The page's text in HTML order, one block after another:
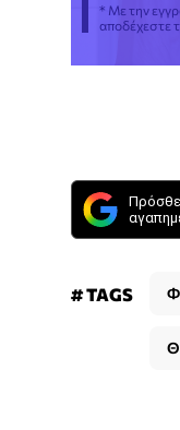
* Με την
αποδέχεστε
# TAGS